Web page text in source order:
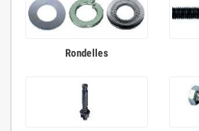
Rondelles